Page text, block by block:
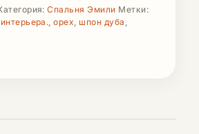
Спальня Эмили Метки:
,орех, шпон дуба ,